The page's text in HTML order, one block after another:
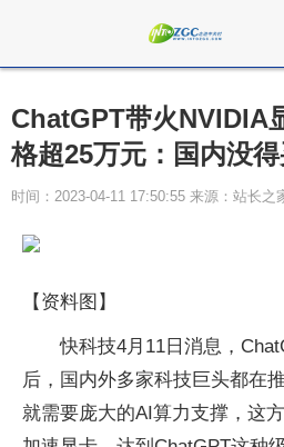
ChatGPT带火NVIDIA
格超25万元：国内没
时间：2023-04-11 17:50:55 来源：站长之
【资料图】
快科技4月11日消息，
后，国内外多家科技巨头都在
就需要庞大的AI算力支撑，这